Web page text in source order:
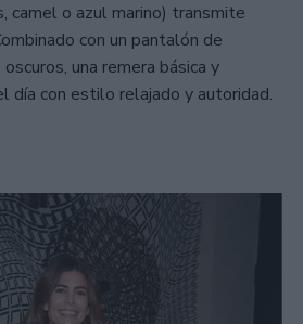
camel o azul marino) transmite
con un pantalón de
una remera básica y
día con estilo relajado y autoridad.